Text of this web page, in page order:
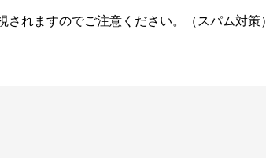
れますのでご注意ください。（スパム対策）